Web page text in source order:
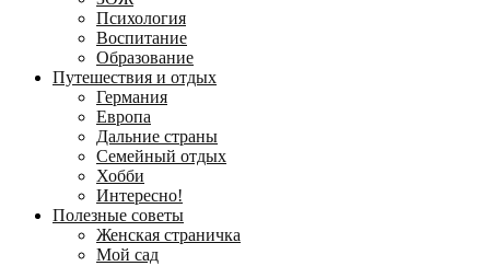
Психология
Воспитание
Образование
Путешествия и отдых
Германия
Европа
Дальние страны
Семейный отдых
Хобби
Интересно!
Полезные советы
Женская страничка
Мой сад